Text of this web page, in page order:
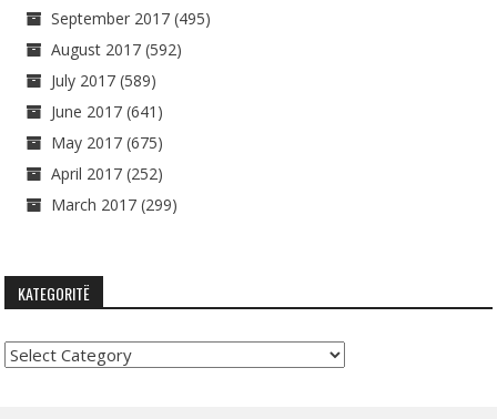
September 2017 (495)
August 2017 (592)
July 2017 (589)
June 2017 (641)
May 2017 (675)
April 2017 (252)
March 2017 (299)
KATEGORITË
Kategoritë